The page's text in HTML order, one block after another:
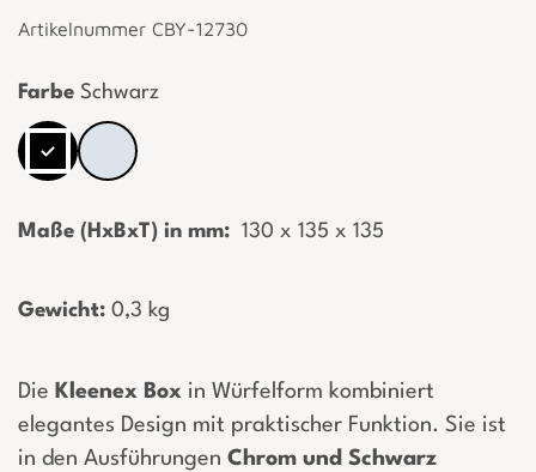
Artikelnummer CBY-12730
Farbe Schwarz
Maße (HxBxT) in mm: ­ 130 x 135 x 135
Gewicht: ­0,3 kg
Die Kleenex Box in Würfelform kombiniert
elegantes Design mit praktischer Funktion. Sie ist
in den Ausführungen Chrom und Schwarz